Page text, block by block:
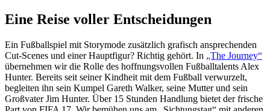
Eine Reise voller Entscheidungen
Ein Fußballspiel mit Storymode zusätzlich grafisch ansprechenden
Cut-Scenes und einer Hauptfigur? Richtig gehört. In „The Journey“
übernehmen wir die Rolle des hoffnungsvollen Fußballtalents Alex
Hunter. Bereits seit seiner Kindheit mit dem Fußball verwurzelt,
begleiten ihn sein Kumpel Gareth Walker, seine Mutter und sein
Großvater Jim Hunter. Über 15 Stunden Handlung bietet der frische